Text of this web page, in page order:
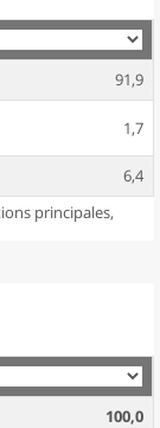
91,9
1,7
6,4
principales,
100,0